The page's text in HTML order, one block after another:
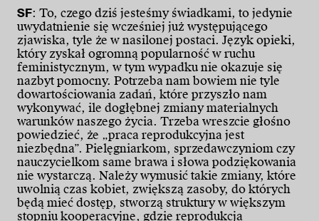
SF: To, czego dziś jesteśmy świadkami, to jedynie
uwydatnienie się wcześniej już występującego
zjawiska, tyle że w nasilonej postaci. Język opieki,
który zyskał ogromną popularność w ruchu
feministycznym, w tym wypadku nie okazuje się
nazbyt pomocny. Potrzeba nam bowiem nie tyle
dowartościowania zadań, które przyszło nam
wykonywać, ile dogłębnej zmiany materialnych
warunków naszego życia. Trzeba wreszcie głośno
powiedzieć, że „praca reprodukcyjna jest
niezbędna”. Pielęgniarkom, sprzedawczyniom czy
nauczycielkom same brawa i słowa podziękowania
nie wystarczą. Należy wymusić takie zmiany, które
uwolnią czas kobiet, zwiększą zasoby, do których
będą mieć dostęp, stworzą struktury w większym
stopniu kooperacyjne, gdzie reprodukcja